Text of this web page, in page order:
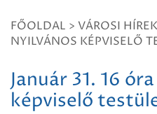
FŐOLDAL > VÁROSI HÍREK
NYILVÁNOS KÉPVISELŐ
Január 31. 16
képviselő